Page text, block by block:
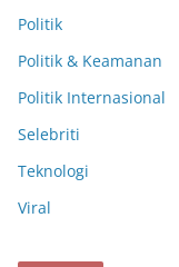
Politik
Politik & Keamanan
Politik Internasional
Selebriti
Teknologi
Viral